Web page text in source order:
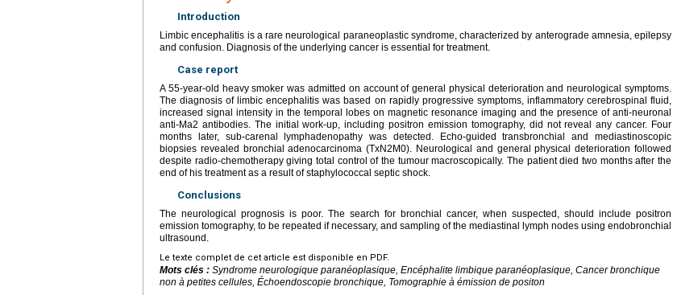
Introduction
Limbic encephalitis is a rare neurological paraneoplastic syndrome, characterized by anterograde amnesia, epilepsy
and confusion. Diagnosis of the underlying cancer is essential for treatment.
Case report
A 55-year-old heavy smoker was admitted on account of general physical deterioration and neurological symptoms.
The diagnosis of limbic encephalitis was based on rapidly progressive symptoms, inflammatory cerebrospinal fluid,
increased signal intensity in the temporal lobes on magnetic resonance imaging and the presence of anti-neuronal
anti-Ma2 antibodies. The initial work-up, including positron emission tomography, did not reveal any cancer. Four
months later, sub-carenal lymphadenopathy was detected. Echo-guided transbronchial and mediastinoscopic
biopsies revealed bronchial adenocarcinoma (TxN2M0). Neurological and general physical deterioration followed
despite radio-chemotherapy giving total control of the tumour macroscopically. The patient died two months after the
end of his treatment as a result of staphylococcal septic shock.
Conclusions
The neurological prognosis is poor. The search for bronchial cancer, when suspected, should include positron
emission tomography, to be repeated if necessary, and sampling of the mediastinal lymph nodes using endobronchial
ultrasound.
Le texte complet de cet article est disponible en PDF.
Mots clés : Syndrome neurologique paranéoplasique, Encéphalite limbique paranéoplasique, Cancer bronchique
non à petites cellules, Échoendoscopie bronchique, Tomographie à émission de positon